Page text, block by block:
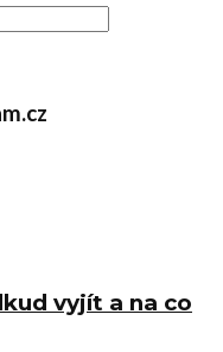
vyjít a na co